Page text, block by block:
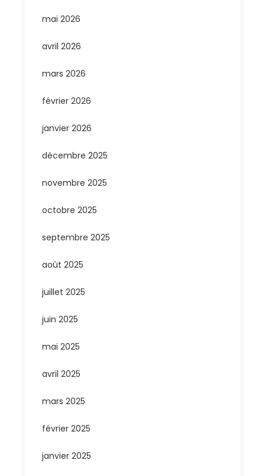
mai 2026
avril 2026
mars 2026
février 2026
janvier 2026
décembre 2025
novembre 2025
octobre 2025
septembre 2025
août 2025
juillet 2025
juin 2025
mai 2025
avril 2025
mars 2025
février 2025
janvier 2025